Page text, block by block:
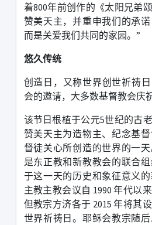
着800年前创作的《太阳兄弟
赞美天主，并重申我们的承诺
而是关爱我们共同的家园。 ”
悠久传统
创造日，又称世界创世祈祷
会的邀请，大多数基督教会庆
该节日根植于公元5世纪的古
赞美天主为造物主、纪念基
督徒关心所创造的世界的一天
是东正教和新教教会的联合
于这一天的历史和象征意义的
主教主教会议自 1990年代以
但教宗方济各于 2015年将其
世界祈祷日。 耶稣会教宗随